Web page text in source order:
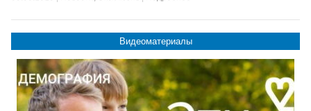
Видеоматериалы